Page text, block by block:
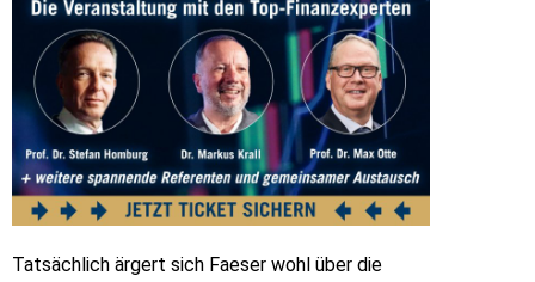
Tatsächlich ärgert sich Faeser wohl über die